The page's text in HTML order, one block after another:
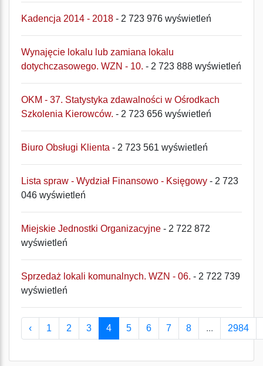
Kadencja 2014 - 2018 - 2 723 976 wyświetleń
Wynajęcie lokalu lub zamiana lokalu
dotychczasowego. WZN - 10. - 2 723 888 wyświetleń
OKM - 37. Statystyka zdawalności w Ośrodkach
Szkolenia Kierowców. - 2 723 656 wyświetleń
Biuro Obsługi Klienta - 2 723 561 wyświetleń
Lista spraw - Wydział Finansowo - Księgowy - 2 723
046 wyświetleń
Miejskie Jednostki Organizacyjne - 2 722 872
wyświetleń
Sprzedaż lokali komunalnych. WZN - 06. - 2 722 739
wyświetleń
‹ 1 2 3 4 5 6 7 8 ... 2984